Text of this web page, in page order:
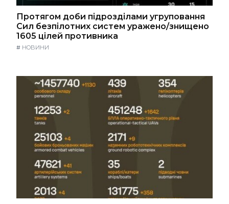
Протягом доби підрозділами угруповання
Сил безпілотних систем уражено/знищено
1605 цілей противника
# НОВИНИ